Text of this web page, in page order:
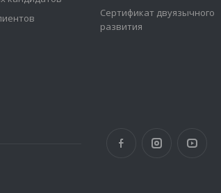
Сертификат двуязычного
развития